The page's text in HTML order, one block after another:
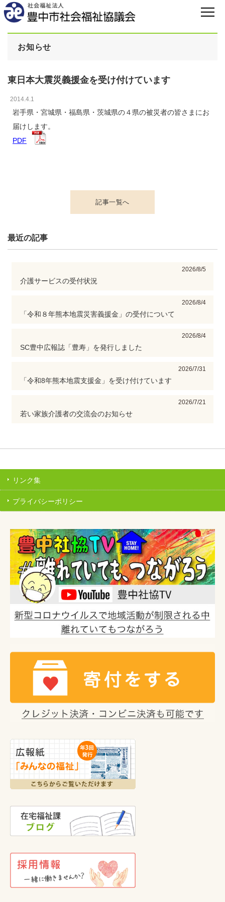
お知らせ
東日本大震災義援金を受け付けています
2014.4.1
岩手県・宮城県・福島県・茨城県の４県の被災者の皆さまにお
届けします。
PDF
記事一覧へ
最近の記事
2026/8/5
介護サービスの受付状況
2026/8/4
「令和８年熊本地震災害義援金」の受付について
2026/8/4
SC豊中広報誌「豊寿」を発行しました
2026/7/31
「令和8年熊本地震支援金」を受け付けています
2026/7/21
若い家族介護者の交流会のお知らせ
リンク集
プライバシーポリシー